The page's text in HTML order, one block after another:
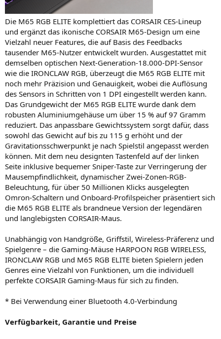
Die M65 RGB ELITE komplettiert das CORSAIR CES-Lineup
und ergänzt das ikonische CORSAIR M65-Design um eine
Vielzahl neuer Features, die auf Basis des Feedbacks
tausender M65-Nutzer entwickelt wurden. Ausgestattet mit
demselben optischen Next-Generation-18.000-DPI-Sensor
wie die IRONCLAW RGB, überzeugt die M65 RGB ELITE mit
noch mehr Präzision und Genauigkeit, wobei die Auflösung
des Sensors in Schritten von 1 DPI eingestellt werden kann.
Das Grundgewicht der M65 RGB ELITE wurde dank dem
robusten Aluminiumgehäuse um über 15 % auf 97 Gramm
reduziert. Das anpassbare Gewichtssystem sorgt dafür, dass
sowohl das Gewicht auf bis zu 115 g erhöht und der
Gravitationsschwerpunkt je nach Spielstil angepasst werden
können. Mit dem neu designten Tastenfeld auf der linken
Seite inklusive bequemer Sniper-Taste zur Verringerung der
Mausempfindlichkeit, dynamischer Zwei-Zonen-RGB-
Beleuchtung, für über 50 Millionen Klicks ausgelegten
Omron-Schaltern und Onboard-Profilspeicher präsentiert sich
die M65 RGB ELITE als brandneue Version der legendären
und langlebigsten CORSAIR-Maus.
Unabhängig von Handgröße, Griffstil, Wireless-Präferenz und
Spielgenre – die Gaming-Mäuse HARPOON RGB WIRELESS,
IRONCLAW RGB und M65 RGB ELITE bieten Spielern jeden
Genres eine Vielzahl von Funktionen, um die individuell
perfekte CORSAIR Gaming-Maus für sich zu finden.
* Bei Verwendung einer Bluetooth 4.0-Verbindung
Verfügbarkeit, Garantie und Preise